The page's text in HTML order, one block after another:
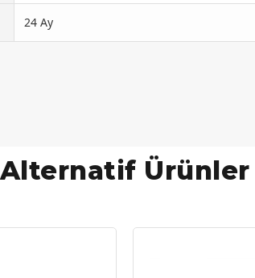
24 Ay
Alternatif Ürünler